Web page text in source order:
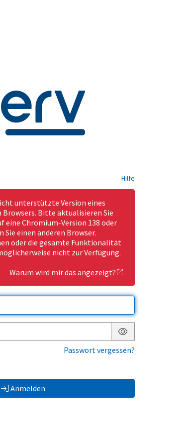
Hilfe
unterstützte Version eines
Bitte aktualisieren Sie
eine Chromium-Version 138 oder
Sie einen anderen Browser.
oder die gesamte Funktionalität
nicht zur Verfügung.
Warum wird mir das angezeigt?
Passwort anzeigen
Passwort vergessen?
Anmelden